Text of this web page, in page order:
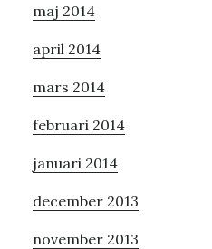
maj 2014
april 2014
mars 2014
februari 2014
januari 2014
december 2013
november 2013